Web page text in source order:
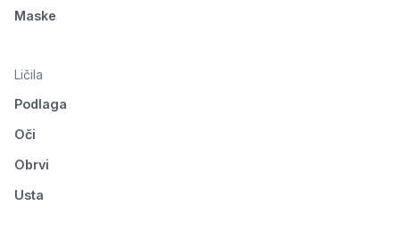
Maske
Ličila
Podlaga
Oči
Obrvi
Usta